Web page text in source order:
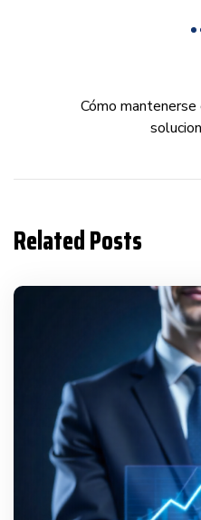
Cómo
Related Posts